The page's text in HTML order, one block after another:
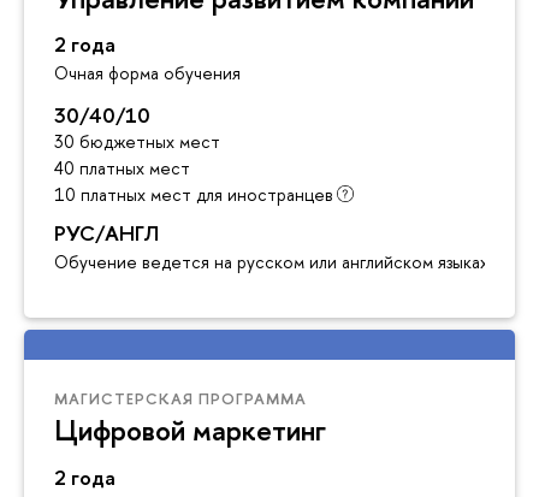
2 года
Очная форма обучения
30/40/10
30 бюджетных мест
40 платных мест
10 платных мест для иностранцев
РУС/АНГЛ
Обучение ведется на русском или английском языках
МАГИСТЕРСКАЯ ПРОГРАММА
Цифровой маркетинг
2 года